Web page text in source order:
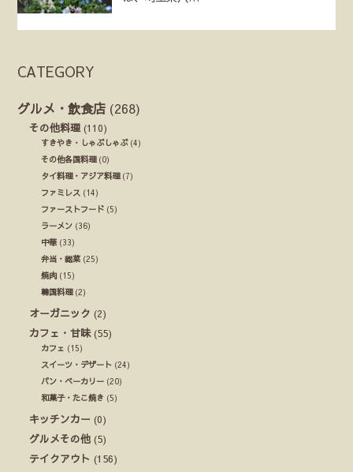
CATEGORY
グルメ・飲食店 (268)
その他料理(110)
すきやき・しゃぶしゃぶ(4)
その他各国料理(0)
タイ料理・アジア料理(7)
ファミレス (14)
ファーストフード (5)
ラーメン (36)
中華(33)
弁当・総菜 (25)
焼肉 (15)
韓国料理(2)
オーガニック (2)
カフェ・甘味(55)
カフェ (15)
スイーツ・デザート (24)
パン・ベーカリー (20)
和菓子・たこ焼き (5)
キッチンカー (0)
グルメその他 (5)
テイクアウト (156)